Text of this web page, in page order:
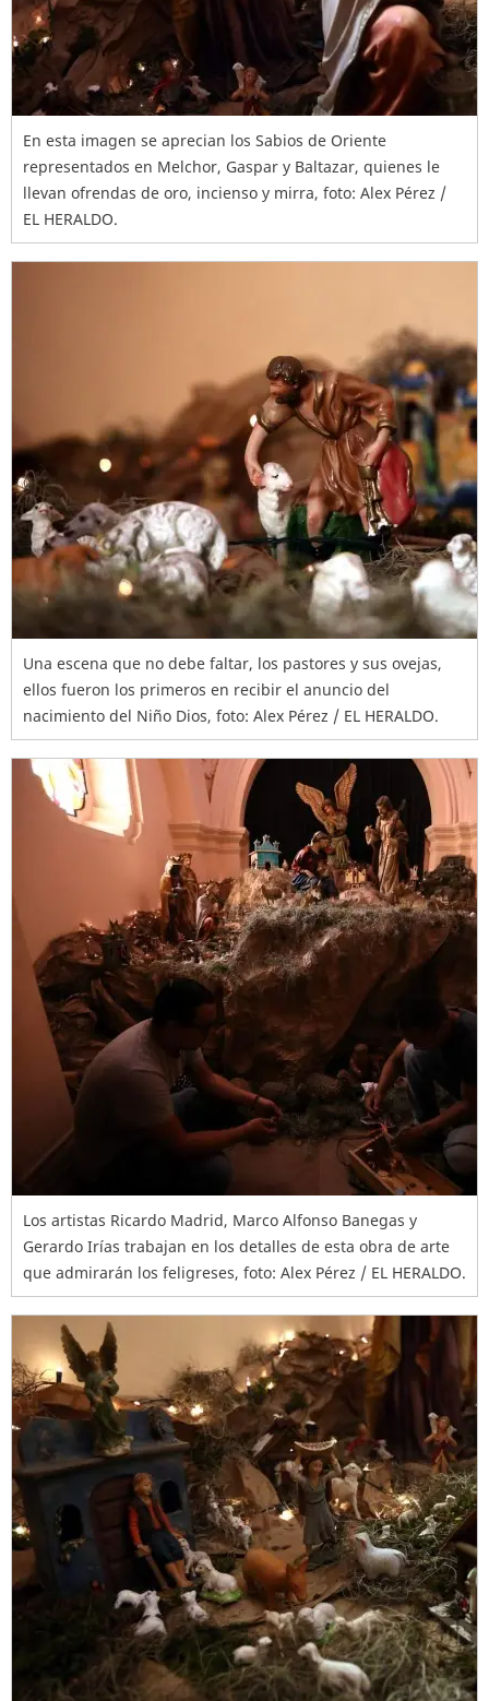
En esta imagen se aprecian los Sabios de Oriente
representados en Melchor, Gaspar y Baltazar, quienes le
llevan ofrendas de oro, incienso y mirra, foto: Alex Pérez /
EL HERALDO.
Una escena que no debe faltar, los pastores y sus ovejas,
ellos fueron los primeros en recibir el anuncio del
nacimiento del Niño Dios, foto: Alex Pérez / EL HERALDO.
Los artistas Ricardo Madrid, Marco Alfonso Banegas y
Gerardo Irías trabajan en los detalles de esta obra de arte
que admirarán los feligreses, foto: Alex Pérez / EL HERALDO.